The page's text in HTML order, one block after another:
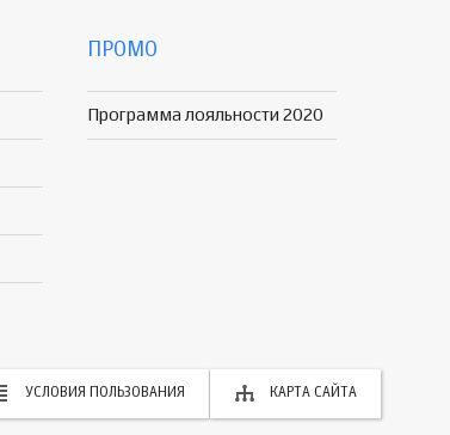
ПРОМО
Программа лояльности 2020
УСЛОВИЯ ПОЛЬЗОВАНИЯ КАРТА САЙТА